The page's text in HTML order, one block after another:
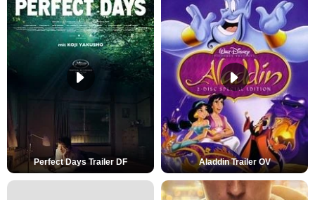
Perfect Days Trailer DF Aladdin Trailer OV